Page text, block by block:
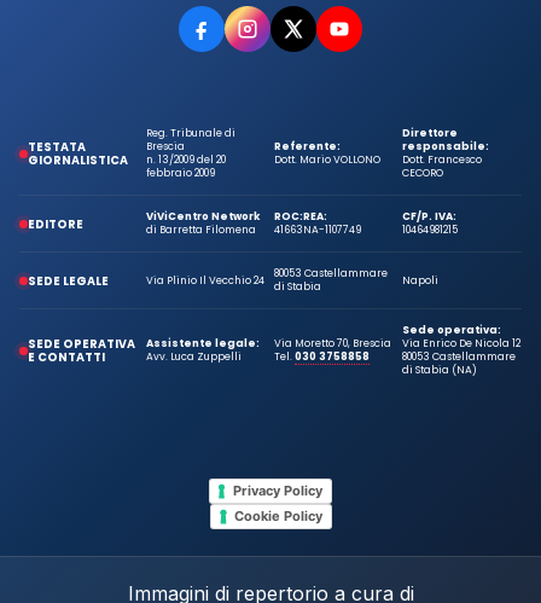
TESTATA
GIORNALISTICA
Reg. Tribunale di
Brescia
n. 13/2009 del 20
febbraio 2009
Referente:
Dott. Mario VOLLONO
Direttore
responsabile:
Dott. Francesco
CECORO
EDITORE
ViViCentro Network
di Barretta Filomena
ROC:
41663
REA:
NA-1107749
CF/P. IVA:
10464981215
SEDE LEGALE Via Plinio Il Vecchio 24
80053 Castellammare
di Stabia
Napoli
SEDE OPERATIVA
E CONTATTI
Assistente legale:
Avv. Luca Zuppelli
Via Moretto 70, Brescia
Tel.030 3758858
Sede operativa:
Via Enrico De Nicola 12
80053 Castellammare
di Stabia (NA)
Privacy Policy
Cookie Policy
Immagini di repertorio a cura di